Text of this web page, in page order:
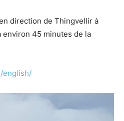
direction de Thingvellir à
45 minutes de la
english/